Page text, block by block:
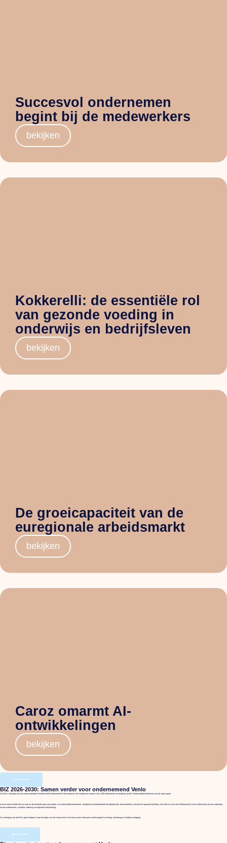
Succesvol ondernemen
begint bij de medewerkers
bekijken
Kokkerelli: de essentiële rol
van gezonde voeding in
onderwijs en bedrijfsleven
bekijken
De groeicapaciteit van de
euregionale arbeidsmarkt
bekijken
Caroz omarmt AI-
ontwikkelingen
bekijken
alle artikelen bekijken
BIZ 2026-2030: Samen verder voor ondernemend Venlo
De BIZ is verlengd voor een nieuwe periode! Daarmee heeft Ondernemend Venlo opnieuw het mandaat om namens ruim 1300 ondernemers en bedrijven op de Venlose bedrijventerreinen aan de slag te gaan.
In onze nieuwe folder lees je waar we de komende jaren op inzetten: van sterke bedrijventerreinen, veiligheid en bereikbaarheid tot arbeidsmarkt, duurzaamheid, innovatie en regionale branding. Ook laten we zien hoe Ondernemend Venlo verder bouwt aan de verbinding
tussen ondernemers, overheid, onderwijs en regionale ontwikkeling.
De verlenging van de BIZ is geen eindpunt, maar het begin van een nieuwe fase. Een fase waarin vertrouwen wordt omgezet in richting, uitvoering en zichtbare voortgang.
Download folder